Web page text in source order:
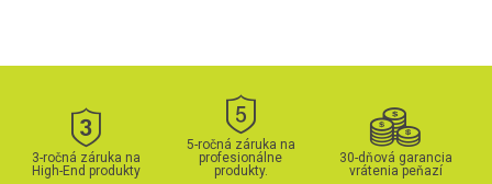
3-ročná záruka na
High-End produkty
5-ročná záruka na
profesionálne
produkty.
30-dňová garancia
vrátenia peňazí